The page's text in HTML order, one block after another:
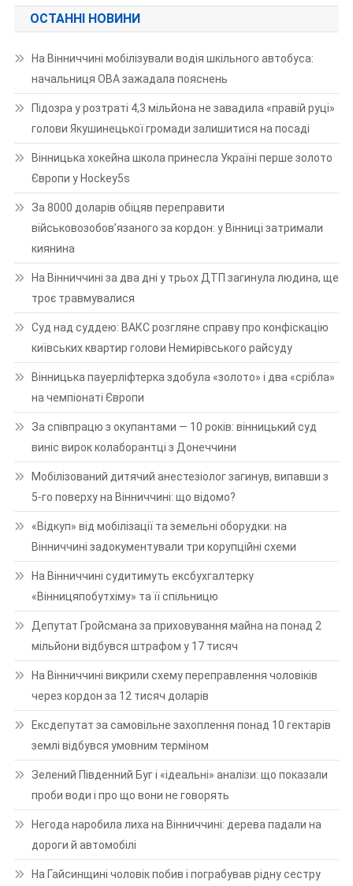
ОСТАННІ НОВИНИ
На Вінниччині мобілізували водія шкільного автобуса:
начальниця ОВА зажадала пояснень
Підозра у розтраті 4,3 мільйона не завадила «правій руці»
голови Якушинецької громади залишитися на посаді
Вінницька хокейна школа принесла Україні перше золото
Європи у Hockey5s
За 8000 доларів обіцяв переправити
військовозобов’язаного за кордон: у Вінниці затримали
киянина
На Вінниччині за два дні у трьох ДТП загинула людина, ще
троє травмувалися
Суд над суддею: ВАКС розгляне справу про конфіскацію
київських квартир голови Немирівського райсуду
Вінницька пауерліфтерка здобула «золото» і два «срібла»
на чемпіонаті Європи
За співпрацю з окупантами — 10 років: вінницький суд
виніс вирок колаборантці з Донеччини
Мобілізований дитячий анестезіолог загинув, випавши з
5-го поверху на Вінниччині: що відомо?
«Відкуп» від мобілізації та земельні оборудки: на
Вінниччині задокументували три корупційні схеми
На Вінниччині судитимуть ексбухгалтерку
«Вінницяпобутхіму» та її спільницю
Депутат Гройсмана за приховування майна на понад 2
мільйони відбувся штрафом у 17 тисяч
На Вінниччині викрили схему переправлення чоловіків
через кордон за 12 тисяч доларів
Ексдепутат за самовільне захоплення понад 10 гектарів
землі відбувся умовним терміном
Зелений Південний Буг і «ідеальні» аналізи: що показали
проби води і про що вони не говорять
Негода наробила лиха на Вінниччині: дерева падали на
дороги й автомобілі
На Гайсинщині чоловік побив і пограбував рідну сестру